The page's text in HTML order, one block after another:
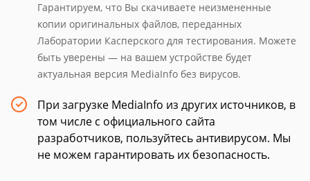
Гарантируем, что Вы скачиваете неизмененные
копии оригинальных файлов, переданных
Лаборатории Касперского для тестирования. Можете
быть уверены — на вашем устройстве будет
актуальная версия MediaInfo без вирусов.
При загрузке MediaInfo из других источников, в
том числе с официального сайта
разработчиков, пользуйтесь антивирусом. Мы
не можем гарантировать их безопасность.